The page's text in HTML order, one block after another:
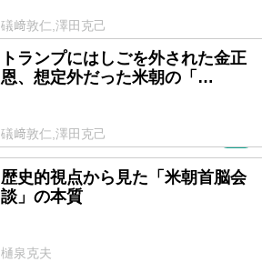
礒﨑敦仁,澤田克己
トランプにはしごを外された金正
恩、想定外だった米朝の「…
礒﨑敦仁,澤田克己
歴史的視点から見た「米朝首脳会
談」の本質
樋泉克夫